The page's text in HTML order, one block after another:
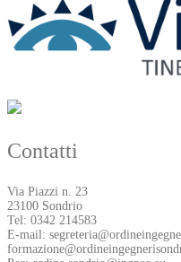
Contatti
Via Piazzi n. 23
23100 Sondrio
Tel: 0342 214583
E-mail: